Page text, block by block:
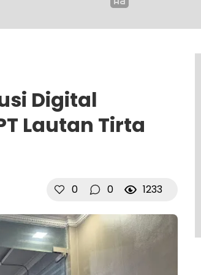
Digital
Lautan Tirta
0 0 1233